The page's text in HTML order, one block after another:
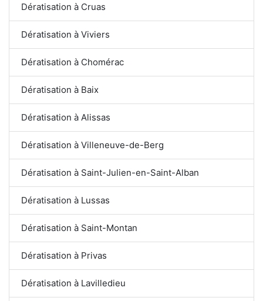
Dératisation à Cruas
Dératisation à Viviers
Dératisation à Chomérac
Dératisation à Baix
Dératisation à Alissas
Dératisation à Villeneuve-de-Berg
Dératisation à Saint-Julien-en-Saint-Alban
Dératisation à Lussas
Dératisation à Saint-Montan
Dératisation à Privas
Dératisation à Lavilledieu